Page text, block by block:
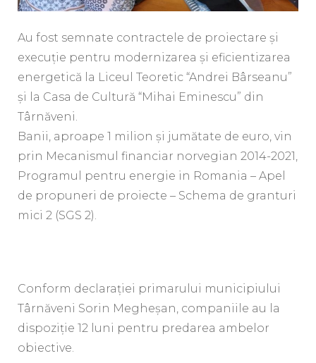
Au fost semnate contractele de proiectare și
execuție pentru modernizarea și eficientizarea
energetică la Liceul Teoretic “Andrei Bârseanu”
și la Casa de Cultură “Mihai Eminescu” din
Târnăveni.
Banii, aproape 1 milion și jumătate de euro, vin
prin Mecanismul financiar norvegian 2014-2021,
Programul pentru energie in Romania – Apel
de propuneri de proiecte – Schema de granturi
mici 2 (SGS 2).
Conform declarației primarului municipiului
Târnăveni Sorin Megheșan, companiile au la
dispoziție 12 luni pentru predarea ambelor
obiective.